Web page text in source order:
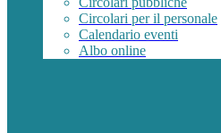
Circolari per il personale
Calendario eventi
Albo online